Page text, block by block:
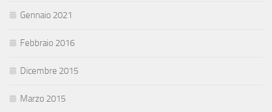
Gennaio 2021
Febbraio 2016
Dicembre 2015
Marzo 2015